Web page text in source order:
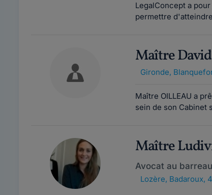
LegalConcept a
permettre
Maître
Gironde,
Maître OILLEAU a
sein de son Cabinet
Maître
Avocat au
Lozère, Badaroux,